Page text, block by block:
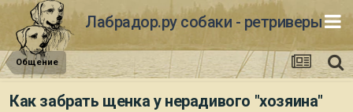
Лабрадор.ру собаки - ретриверы
Общение
Как забрать щенка у нерадивого "хозяина"